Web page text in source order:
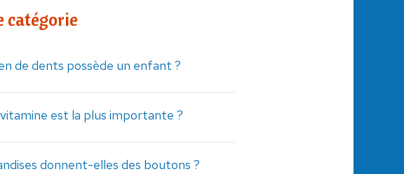
catégorie
de dents possède un enfant ?
est la plus importante ?
donnent-elles des boutons ?